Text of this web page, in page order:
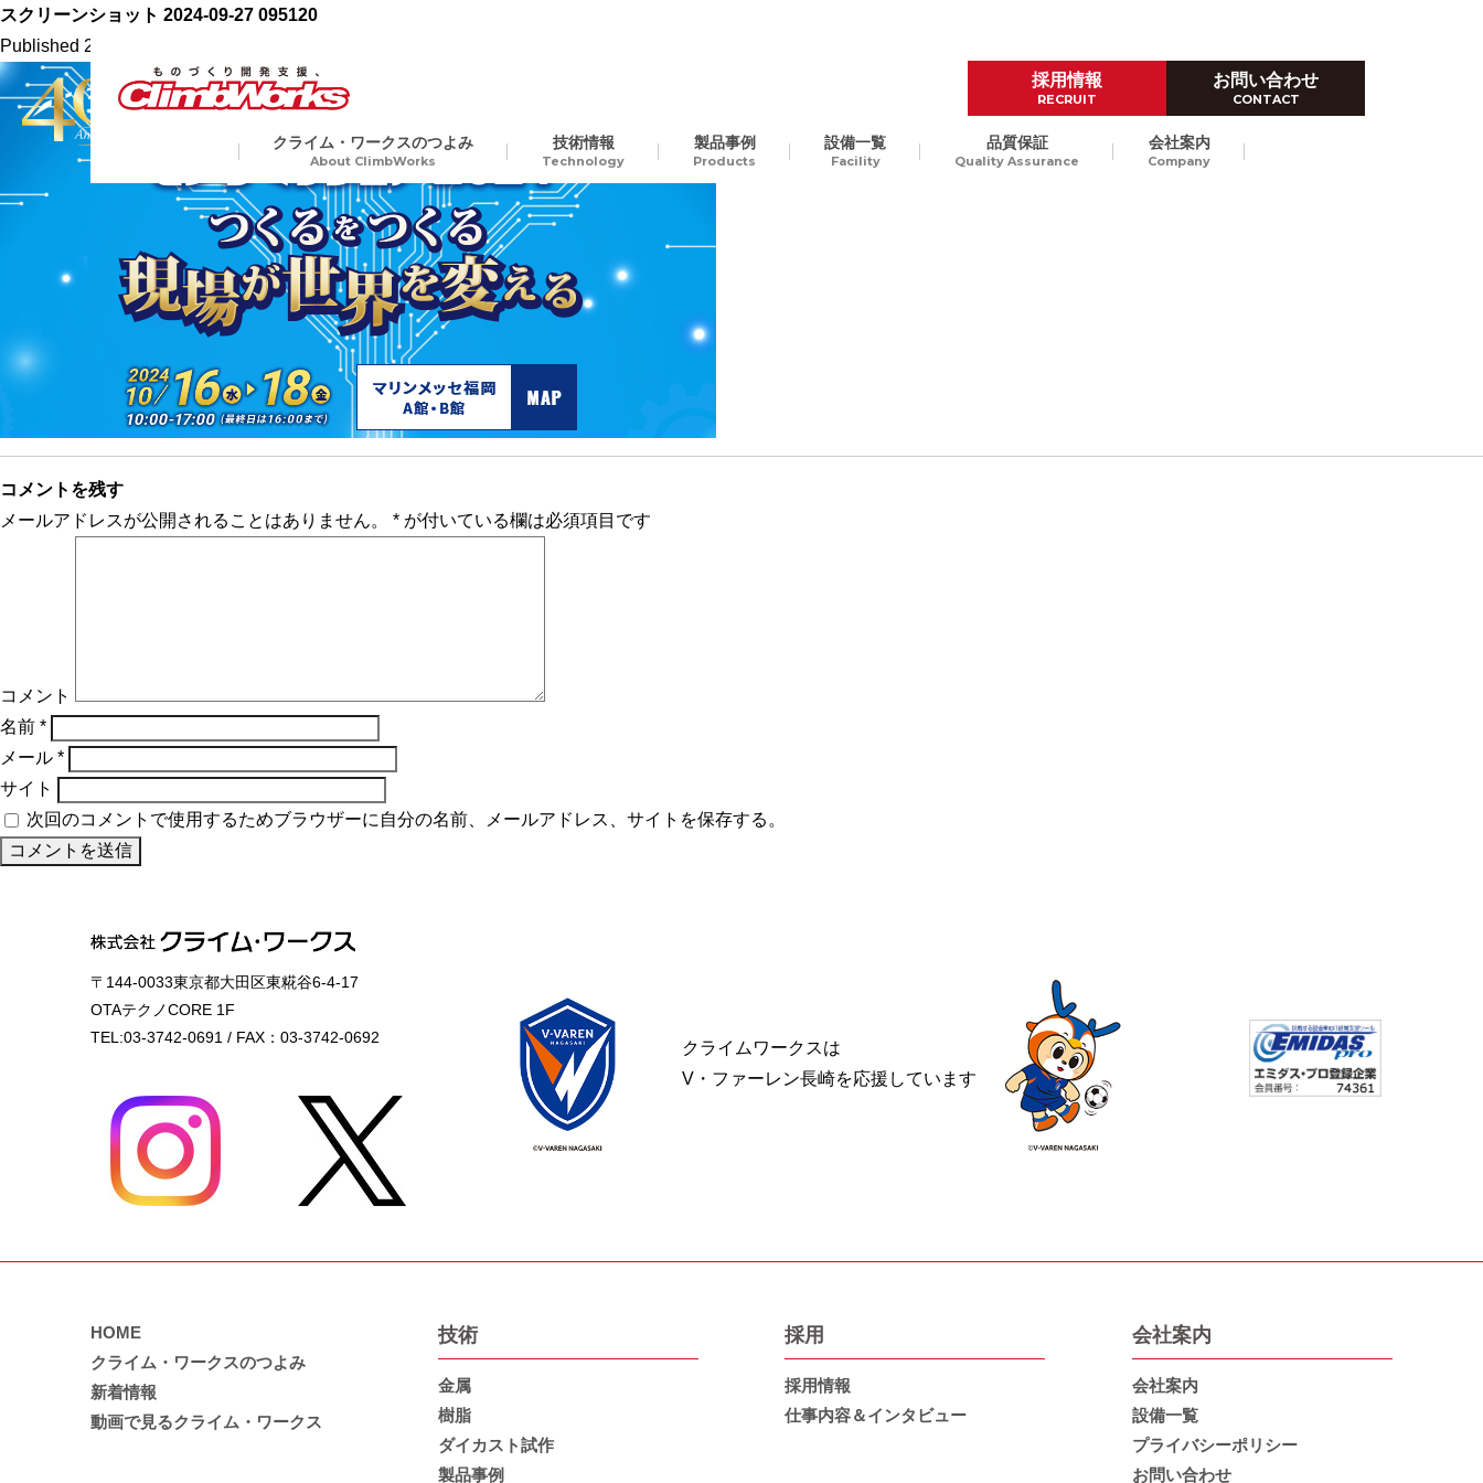
採用情報
RECRUIT
お問い合わせ
CONTACT
クライム・ワークスのつよみ
About ClimbWorks
試作・開発・量産総合支援 品質管理
業界トップクラスの短納期 ODM生産
技術情報
Technology
金属
Precision Machining
切削加工から各種表面処理、ギ
ア加工や電子ビーム溶接など、
複数工程を要する製品にも一貫
生産で対応
製品事例
Products
設備一覧
Facility
品質保証
Quality Assurance
会社案内
Company
スクリーンショット 2024-09-27 095120
Published 2024.9.27
コメントを残す
メールアドレスが公開されることはありません。
* が付いている欄は必須項目です
コメント
名前 *
メール *
サイト
次回のコメントで使用するためブラウザーに自分の名前、メールアドレス、サイトを保存する。
〒144-0033東京都大田区東糀谷6-4-17
OTAテクノCORE 1F
TEL:03-3742-0691 / FAX：03-3742-0692
クライムワークスは
V・ファーレン長崎を応援しています
HOME
クライム・ワークスのつよみ
新着情報
動画で見るクライム・ワークス
技術
金属
樹脂
ダイカスト試作
製品事例
採用
採用情報
仕事内容＆インタビュー
会社案内
会社案内
設備一覧
プライバシーポリシー
お問い合わせ